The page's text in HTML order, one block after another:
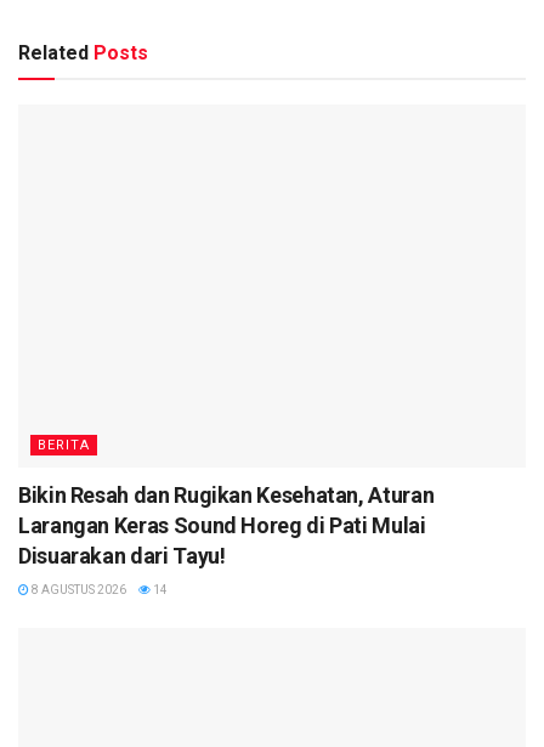
Related Posts
BERITA
Bikin Resah dan Rugikan Kesehatan, Aturan
Larangan Keras Sound Horeg di Pati Mulai
Disuarakan dari Tayu!
8 AGUSTUS 2026 14